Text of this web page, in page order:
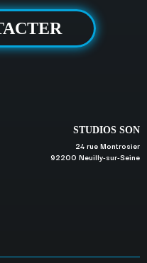
STUDIOS SON
24 rue Montrosier
92200 Neuilly-sur-Seine